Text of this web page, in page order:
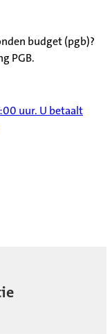
budget (pgb)?
PGB.
uur. U betaalt